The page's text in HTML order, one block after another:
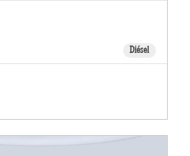
Diésel